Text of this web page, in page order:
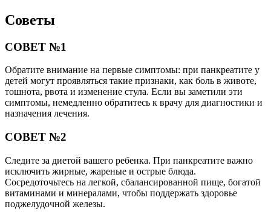
Советы
СОВЕТ №1
Обратите внимание на первые симптомы: при панкреатите у
детей могут проявляться такие признаки, как боль в животе,
тошнота, рвота и изменение стула. Если вы заметили эти
симптомы, немедленно обратитесь к врачу для диагностики и
назначения лечения.
СОВЕТ №2
Следите за диетой вашего ребенка. При панкреатите важно
исключить жирные, жареные и острые блюда.
Сосредоточьтесь на легкой, сбалансированной пище, богатой
витаминами и минералами, чтобы поддержать здоровье
поджелудочной железы.